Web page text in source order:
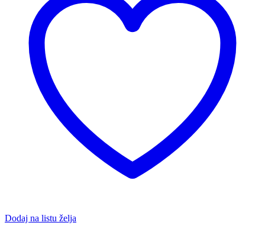
Dodaj na listu želja